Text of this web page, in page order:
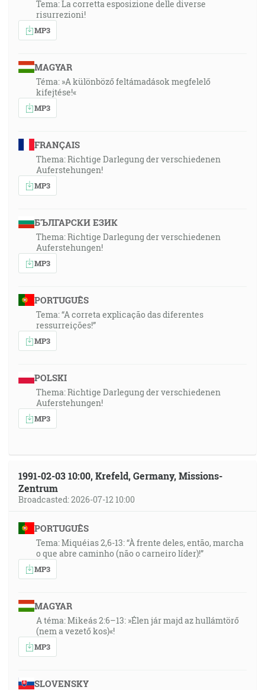
Tema: La corretta esposizione delle diverse
risurrezioni!
MP3
MAGYAR
Téma: »A különböző feltámadások megfelelő
kifejtése!«
MP3
FRANÇAIS
Thema: Richtige Darlegung der verschiedenen
Auferstehungen!
MP3
БЪЛГАРСКИ ЕЗИК
Thema: Richtige Darlegung der verschiedenen
Auferstehungen!
MP3
PORTUGUÊS
Tema: “A correta explicação das diferentes
ressurreições!”
MP3
POLSKI
Thema: Richtige Darlegung der verschiedenen
Auferstehungen!
MP3
1991-02-03 10:00, Krefeld, Germany, Missions-
Zentrum
Broadcasted: 2026-07-12 10:00
PORTUGUÊS
Tema: Miquéias 2,6-13: “À frente deles, então, marcha
o que abre caminho (não o carneiro líder)!”
MP3
MAGYAR
A téma: Mikeás 2:6–13: »Élen jár majd az hullámtörő
(nem a vezető kos)«!
MP3
SLOVENSKY